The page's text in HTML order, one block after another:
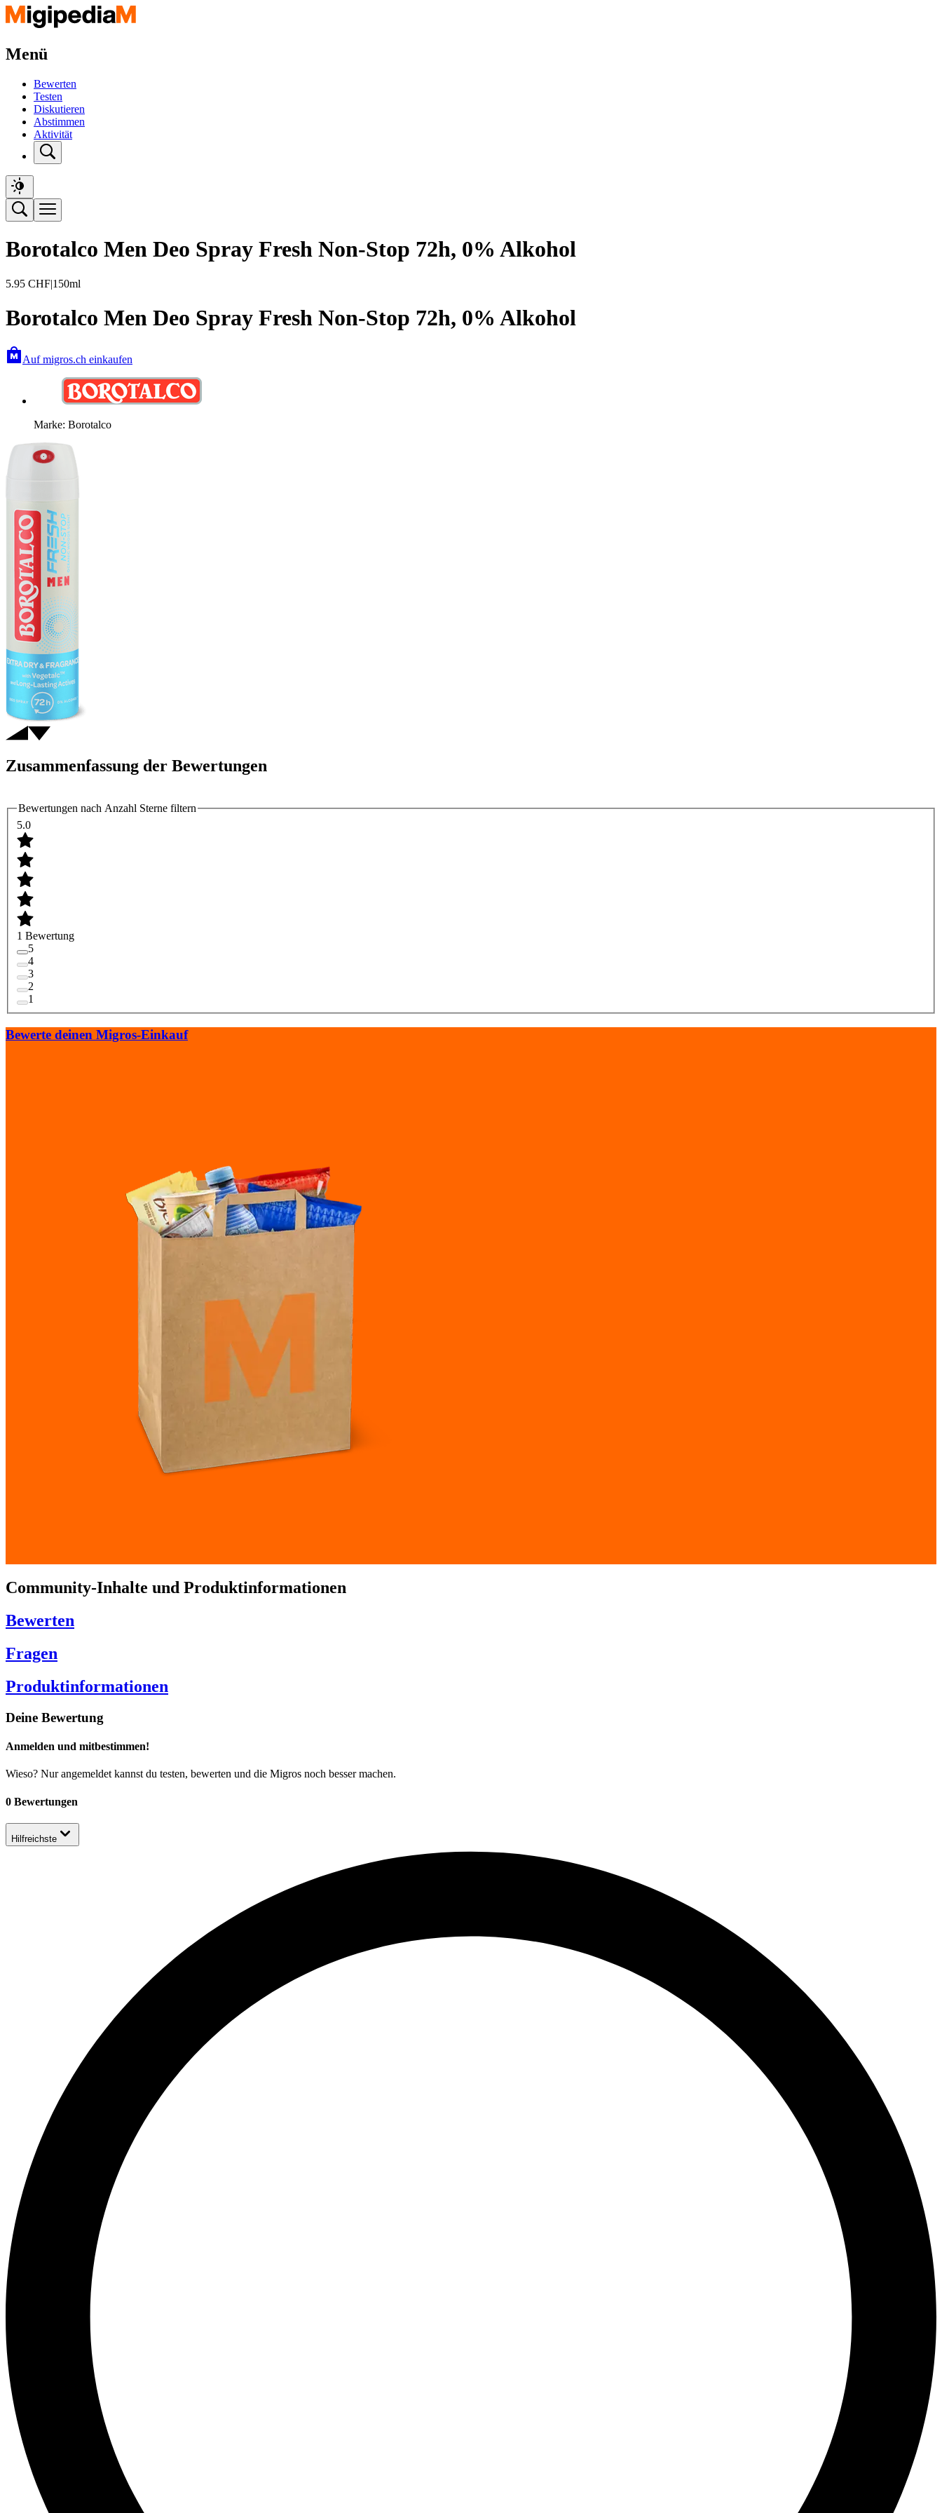
Menü
Bewerten
Testen
Diskutieren
Abstimmen
Aktivität
Borotalco Men Deo Spray Fresh Non-Stop 72h, 0% Alkohol
5.95 CHF|150ml
Borotalco Men Deo Spray Fresh Non-Stop 72h, 0% Alkohol
Auf migros.ch einkaufen
Marke: Borotalco
Zusammenfassung der Bewertungen
Bewertungen nach Anzahl Sterne filtern
5.0
1 Bewertung
5
4
3
2
1
Bewerte deinen Migros-Einkauf
Community-Inhalte und Produktinformationen
Bewerten
Fragen
Produktinformationen
Deine Bewertung
Anmelden und mitbestimmen!
Wieso? Nur angemeldet kannst du testen, bewerten und die Migros noch besser machen.
0 Bewertungen
Hilfreichste